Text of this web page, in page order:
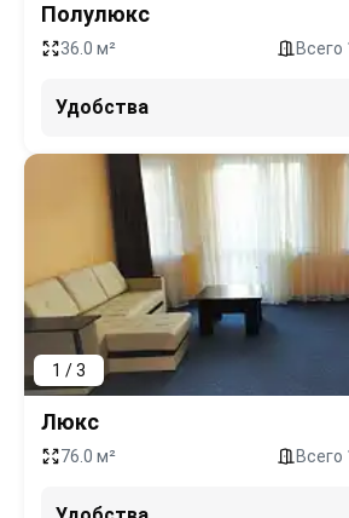
Полулюкс
36.0 м² Всего
Удобства
1 / 3
Люкс
76.0 м² Всего